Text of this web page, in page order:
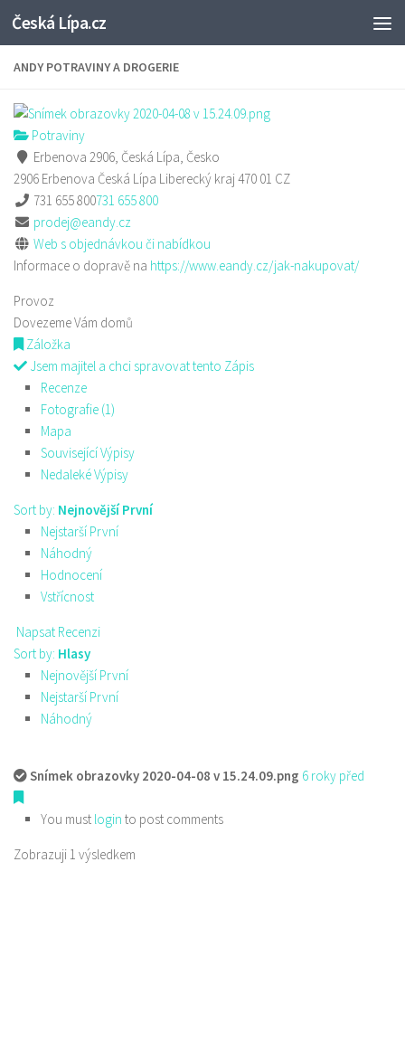
Skip to content
Česká Lípa.cz
ANDY POTRAVINY A DROGERIE
Potraviny
Erbenova 2906, Česká Lípa, Česko
2906 Erbenova Česká Lípa Liberecký kraj470 01 CZ
731 655 800731 655 800
prodej@eandy.cz
Web s objednávkou či nabídkou
Informace o dopravě na https://www.eandy.cz/jak-nakupovat/
Provoz
Dovezeme Vám domů
Záložka
Jsem majitel a chci spravovat tento Zápis
Recenze
Fotografie (1)
Mapa
Související Výpisy
Nedaleké Výpisy
Sort by: Nejnovější První
Nejstarší První
Náhodný
Hodnocení
Vstřícnost
Napsat Recenzi
Sort by: Hlasy
Nejnovější První
Nejstarší První
Náhodný
Snímek obrazovky 2020-04-08 v 15.24.09.png 6 roky před
You must login to post comments
Zobrazuji 1 výsledkem